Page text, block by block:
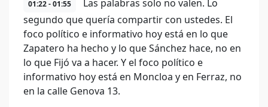
01:22 - 01:55
Las palabras solo no valen. Lo
segundo que quería compartir con ustedes. El
foco político e informativo hoy está en lo que
Zapatero ha hecho y lo que Sánchez hace, no en
lo que Fijó va a hacer. Y el foco político e
informativo hoy está en Moncloa y en Ferraz, no
en la calle Genova 13.